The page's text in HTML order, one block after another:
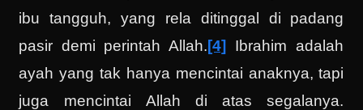
ibu tangguh, yang rela ditinggal di padang
pasir demi perintah Allah.[4] Ibrahim adalah
ayah yang tak hanya mencintai anaknya, tapi
juga mencintai Allah di atas segalanya.